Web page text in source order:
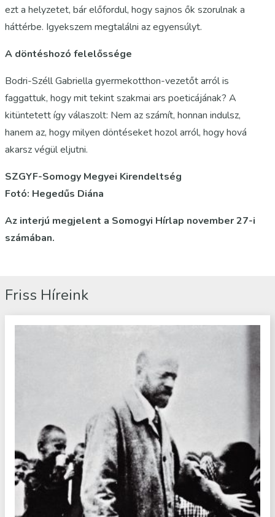
ezt a helyzetet, bár előfordul, hogy sajnos ők szorulnak a
háttérbe. Igyekszem megtalálni az egyensúlyt.
A döntéshozó felelőssége
Bodri-Széll Gabriella gyermekotthon-vezetőt arról is
faggattuk, hogy mit tekint szakmai ars poeticájának? A
kitüntetett így válaszolt: Nem az számít, honnan indulsz,
hanem az, hogy milyen döntéseket hozol arról, hogy hová
akarsz végül eljutni.
SZGYF-Somogy Megyei Kirendeltség
Fotó: Hegedűs Diána
Az interjú megjelent a Somogyi Hírlap november 27-i
számában.
Friss Híreink